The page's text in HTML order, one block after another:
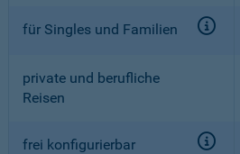
für Singles und Familien
private und berufliche
Reisen
frei konfigurierbar